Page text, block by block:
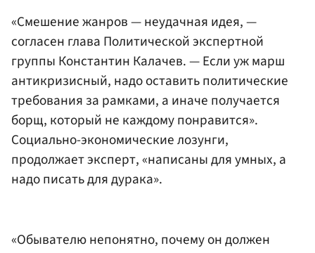
«Смешение жанров — неудачная идея, —
согласен глава Политической экспертной
группы Константин Калачев. — Если уж марш
антикризисный, надо оставить политические
требования за рамками, а иначе получается
борщ, который не каждому понравится».
Социально-экономические лозунги,
продолжает эксперт, «написаны для умных, а
надо писать для дурака».
«Обывателю непонятно, почему он должен